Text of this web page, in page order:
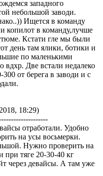
западного
небольшой заводи.
Ищется в команду
копилот в команду,лучше
Кстати гле мы были
день там ялики, ботики и
по маленькими
вдхр. Две встали недалеко
от берега в заводи и с
18:29)
отработали. Удобно
на усы восьмерки.
Нужно проверить на
при тяге 20-30-40 кг
через девайсы. А там уже